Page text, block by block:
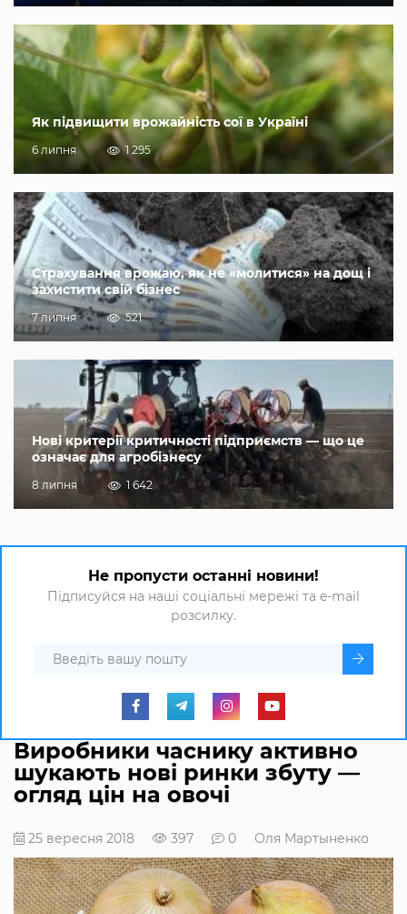
Як підвищити врожайність сої в Україні
6 липня 1 295
Страхування врожаю, як не «молитися» на дощ і
захистити свій бізнес
7 липня 521
Нові критерії критичності підприємств — що це
означає для агробізнесу
8 липня 1 642
Не пропусти останні новини!
Підписуйся на наші соціальні мережі та e-mail
розсилку.
Виробники часнику активно
шукають нові ринки збуту —
огляд цін на овочі
25 вересня 2018 397 0 Оля Мартыненко